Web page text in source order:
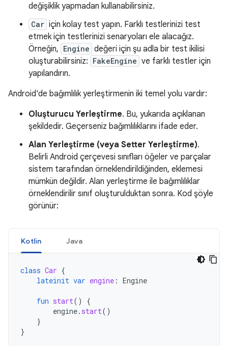
değişiklik yapmadan kullanabilirsiniz.
Car için kolay test yapın. Farklı testlerinizi test
etmek için testlerinizi senaryoları ele alacağız.
Örneğin, Engine değeri için şu adla bir test ikilisi
oluşturabilirsiniz: FakeEngine ve farklı testler için
yapılandırın.
Android'de bağımlılık yerleştirmenin iki temel yolu vardır:
Oluşturucu Yerleştirme. Bu, yukarıda açıklanan
şekildedir. Geçerseniz bağımlılıklarını ifade eder.
Alan Yerleştirme (veya Setter Yerleştirme).
Belirli Android çerçevesi sınıfları öğeler ve parçalar
sistem tarafından örneklendirildiğinden, eklemesi
mümkün değildir. Alan yerleştirme ile bağımlılıklar
örneklendirilir sınıf oluşturulduktan sonra. Kod şöyle
görünür:
Kotlin Java
class Car {
lateinit var engine : Engine
fun start()
{
engine. start()
}
}